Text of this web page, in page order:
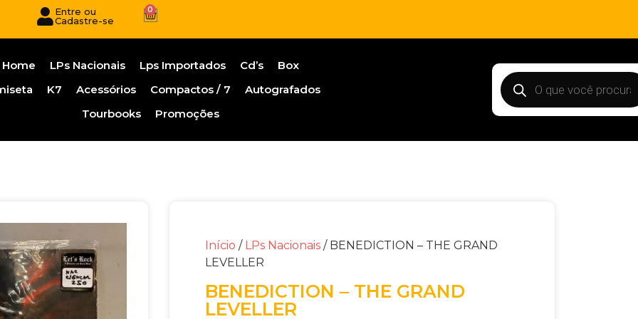
Entre ou
Cadastre-se
0
Home LPs Nacionais Lps Importados Cd’s
Box
K7 Acessórios Compactos / 7
Autografados
Tourbooks
Promoções
Início / LPs Nacionais/ BENEDICTION – THE GRAND
LEVELLER
BENEDICTION – THE GRAND
LEVELLER